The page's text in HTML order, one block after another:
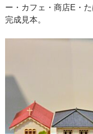
ー・カフェ・商店E・
完成見本。